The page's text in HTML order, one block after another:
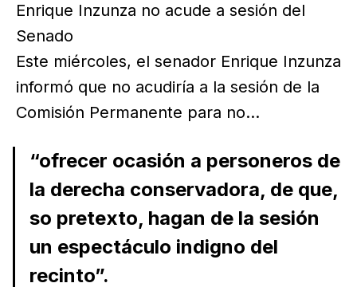
Enrique Inzunza no acude a sesión del
Senado
Este miércoles, el senador Enrique Inzunza
informó que no acudiría a la sesión de la
Comisión Permanente para no...
“ofrecer ocasión a personeros de
la derecha conservadora, de que,
so pretexto, hagan de la sesión
un espectáculo indigno del
recinto”.